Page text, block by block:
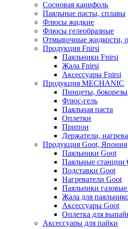
Сосновая канифоль
Паяльные пасты, сплавы
Флюсы жидкие
Флюсы гелеобразные
Отмывочные жидкости,
Продукция Fnirsi
Паяльники Fnirsi
Жала Fnirsi
Аксессуары Fnirsi
Продукция MECHANIC
Пинцеты, бокорезы
Флюс-гель
Паяльная паста
Оплетки
Припои
Держатели,
Продукция Goot, Япония
Паяльники Goot
Паяльные станции
Подставки Goot
Нагреватели Goot
Паяльники
Жала для
Аксессуары Goot
Оплетка для
Аксессуары для пайки